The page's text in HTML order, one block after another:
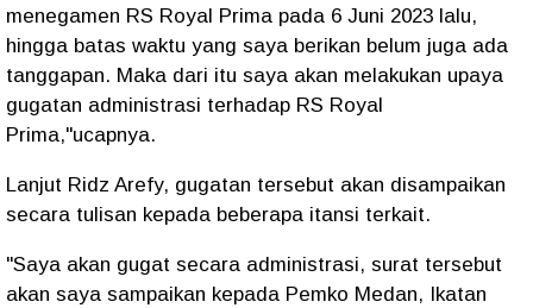
menegamen RS Royal Prima pada 6 Juni 2023 lalu,
hingga batas waktu yang saya berikan belum juga ada
tanggapan. Maka dari itu saya akan melakukan upaya
gugatan administrasi terhadap RS Royal
Prima,"ucapnya.
Lanjut Ridz Arefy, gugatan tersebut akan disampaikan
secara tulisan kepada beberapa itansi terkait.
"Saya akan gugat secara administrasi, surat tersebut
akan saya sampaikan kepada Pemko Medan, Ikatan